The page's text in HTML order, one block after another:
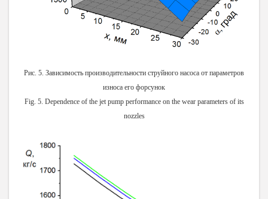
Рис. 5. Зависимость производительности струйного насоса от параметров
износа его форсунок
Fig. 5. Dependence of the jet pump performance on the wear parameters of its
nozzles